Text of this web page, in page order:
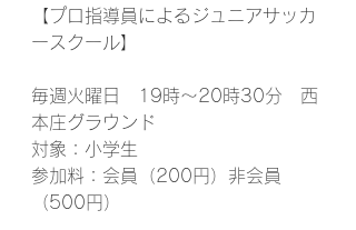
【プロ指導員によるジュニアサッカ
ースクール】
毎週火曜日　19時～20時30分　西
本庄グラウンド
対象：小学生
参加料：会員（200円）非会員
（500円）